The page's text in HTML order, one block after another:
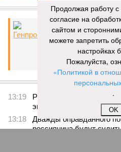
Украина
Киев перешёл к
адекватный ответ
Киев перешёл к террору
адекватный ответ
Мочить в сортире
Продолжая работу
согласие на
сайтом и
можете запретить
настройках
Пожалуйста,
«Политикой в
.
OK